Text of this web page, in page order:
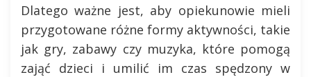
Dlatego ważne jest, aby opiekunowie mieli
przygotowane różne formy aktywności, takie
jak gry, zabawy czy muzyka, które pomogą
zająć dzieci i umilić im czas spędzony w